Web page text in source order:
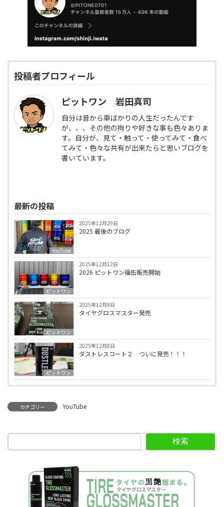
投稿者プロフィール
ピットワン 岩田真司
自分は昔から車ばかりの人生だったんです
が、、、その他の拘りや好きな事も色々ありま
す。自分が、見て・触って・使ってみて・食べ
てみて・色々な共有が出来たらと思いブログを
書いています。
最新の投稿
YouTube
2025年12月29日
2025 最後のブログ
ピットワン
2025年12月12日
2026 ピットワン福缶販売開始
ピットワン
2025年12月8日
タイヤグロスマスター発売
ピットワン
2025年12月8日
ダストレスコート２ ついに発売！！！
カテゴリー YouTube
検索